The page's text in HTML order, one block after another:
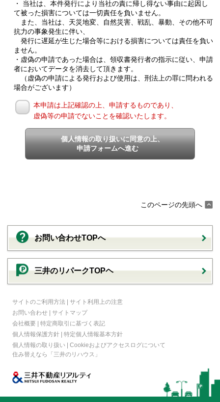
・ 当社は、本件発行により当社の責に帰し得ない事由に起因し
て被った損害については一切責任を負いません。
また、当社は、天災地変、自然災害、戦乱、暴動、その他不可
抗力の事象発生に伴い、
発行に遅延が生じた場合等における損害については責任を負い
ません。
・虚偽の申請であった場合は、領収書発行者の指示に従い、申請
者においてデータを消去して頂きます。
（虚偽の申請による発行および使用は、刑法上の罪に問われる
場合がございます）
本申請は上記確認の上、申請するものであり、
虚偽等の申請でないことを確認いたします。
個人情報の取り扱いに同意の上、
申請フォームへ進む
このページの先頭へ
お問い合わせTOPへ
三井のリパークTOPヘ
サイトのご利用方法 | サイト利用上の注意
お問い合わせ | サイトマップ
会社概要 | 特定商取引に基づく表記
個人情報保護方針 | 特定個人情報基本方針
個人情報の取り扱い | Cookieおよびアクセスログについて
住み替えなら
「三井のリハウス」